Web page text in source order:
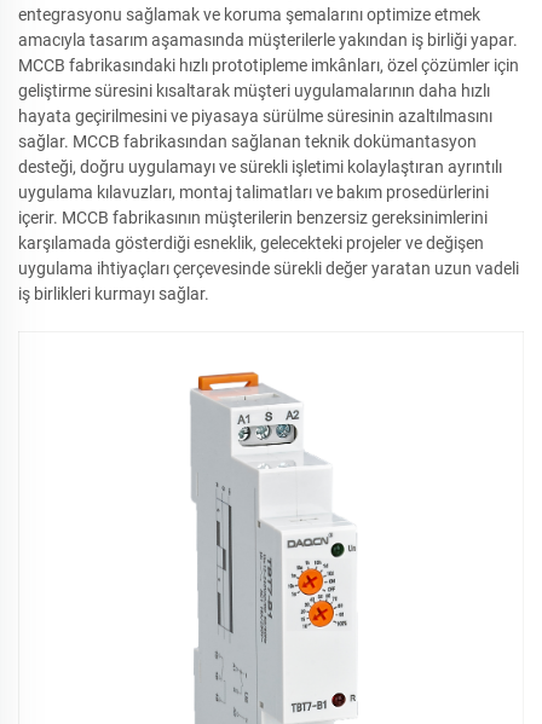
entegrasyonu sağlamak ve koruma şemalarını optimize etmek
amacıyla tasarım aşamasında müşterilerle yakından iş birliği yapar.
MCCB fabrikasındaki hızlı prototipleme imkânları, özel çözümler için
geliştirme süresini kısaltarak müşteri uygulamalarının daha hızlı
hayata geçirilmesini ve piyasaya sürülme süresinin azaltılmasını
sağlar. MCCB fabrikasından sağlanan teknik dokümantasyon
desteği, doğru uygulamayı ve sürekli işletimi kolaylaştıran ayrıntılı
uygulama kılavuzları, montaj talimatları ve bakım prosedürlerini
içerir. MCCB fabrikasının müşterilerin benzersiz gereksinimlerini
karşılamada gösterdiği esneklik, gelecekteki projeler ve değişen
uygulama ihtiyaçları çerçevesinde sürekli değer yaratan uzun vadeli
iş birlikleri kurmayı sağlar.